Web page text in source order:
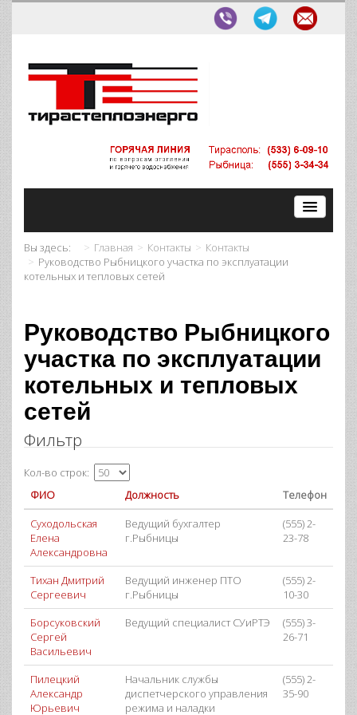
Вы здесь: Главная Контакты
Контакты
Руководство Рыбницкого участка по эксплуатации
котельных и тепловых сетей
Руководство Рыбницкого
участка по эксплуатации
котельных и тепловых
сетей
Фильтр
Кол-во строк:
ФИО
Должность
Телефон
Суходольская
Елена
Александровна
Ведущий бухгалтер
г.Рыбницы
(555) 2-
23-78
Тихан Дмитрий
Сергеевич
Ведущий инженер ПТО
г.Рыбницы
(555) 2-
10-30
Борсуковский
Сергей
Васильевич
Ведущий специалист СУиРТЭ
(555) 3-
26-71
Пилецкий
Александр
Юрьевич
Начальник службы
диспетчерского управления
режима и наладки
(555) 2-
35-90